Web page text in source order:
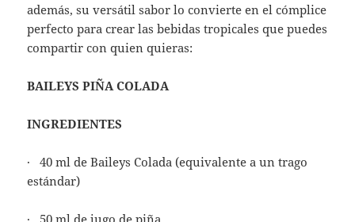
además, su versátil sabor lo convierte en el cómplice
perfecto para crear las bebidas tropicales que puedes
compartir con quien quieras:
BAILEYS PIÑA COLADA
INGREDIENTES
· 40 ml de Baileys Colada (equivalente a un trago
estándar)
· 50 ml de jugo de piña